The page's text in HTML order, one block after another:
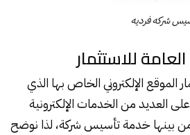
شركه فرديه
للاستثمار
الموقع الإلكتروني الخاص بها الذي
العديد من الخدمات الإلكترونية
ومن بينها خدمة تأسيس شركة، لذا نوضح